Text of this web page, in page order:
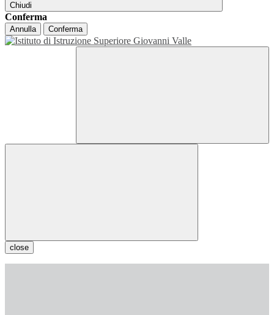
Chiudi
Conferma
Annulla Conferma
close